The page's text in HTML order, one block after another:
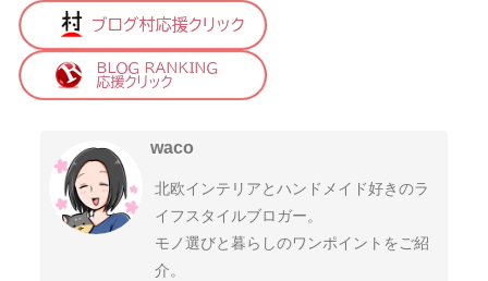
waco
北欧インテリアとハンドメイド好きのラ
イフスタイルブロガー。
モノ選びと暮らしのワンポイントをご紹
介。